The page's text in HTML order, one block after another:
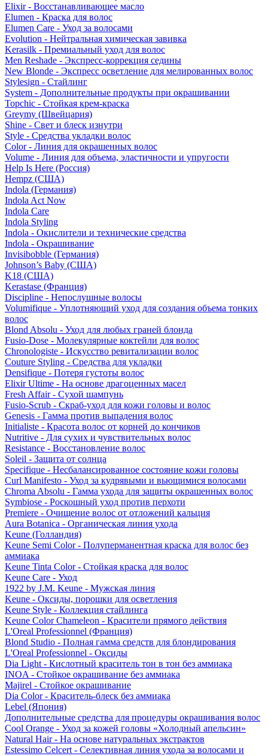
Elixir - Восстанавливающее масло
Elumen - Краска для волос
Elumen Care - Уход за волосами
Evolution - Нейтральная химическая завивка
Kerasilk - Премиальный уход для волос
Men Reshade - Экспресс-коррекция седины
New Blonde - Экспресс осветление для мелированных волос
Stylesign - Стайлинг
System - Дополнительные продукты при окрашивании
Topchic - Стойкая крем-краска
Greymy (Швейцария)
Shine - Свет и блеск изнутри
Style - Средства укладки волос
Color - Линия для окрашенных волос
Volume - Линия для объема, эластичности и упругости
Help Is Here (Россия)
Hempz (США)
Indola (Германия)
Indola Act Now
Indola Care
Indola Styling
Indola - Окислители и технические средства
Indola - Окрашивание
Invisibobble (Германия)
Johnson’s Baby (США)
K18 (США)
Kerastase (Франция)
Discipline - Непослушные волосы
Volumifique - Уплотняющий уход для создания объема тонких
волос
Blond Absolu - Уход для любых граней блонда
Fusio-Dose - Молекулярные коктейли для волос
Chronologiste - Искусство ревитализации волос
Couture Styling - Средства для укладки
Densifique - Потеря густоты волос
Elixir Ultime - На основе драгоценных масел
Fresh Affair - Сухой шампунь
Fusio-Scrub - Скраб-уход для кожи головы и волос
Genesis - Гамма против выпадения волос
Initialiste - Красота волос от корней до кончиков
Nutritive - Для сухих и чувствительных волос
Resistance - Восстановление волос
Soleil - Защита от солнца
Specifique - Несбалансированное состояние кожи головы
Curl Manifesto - Уход за кудрявыми и вьющимися волосами
Chroma Absolu - Гамма ухода для защиты окрашенных волос
Symbiose - Роскошный уход против перхоти
Premiere - Очищение волос от отложений кальция
Aura Botanica - Органическая линия ухода
Keune (Голландия)
Keune Semi Color - Полуперманентная краска для волос без
аммиака
Keune Tinta Color - Стойкая краска для волос
Keune Care - Уход
1922 by J.M. Keune - Мужская линия
Keune - Оксиды, порошки для осветления
Keune Style - Коллекция стайлинга
Keune Color Chameleon - Красители прямого действия
L'Oreal Professionnel (Франция)
Blond Studio - Полная гамма средств для блондирования
L'Oreal Professionnel - Оксиды
Dia Light - Кислотный краситель тон в тон без аммиака
INOA - Стойкое окрашивание без аммиака
Majirel - Стойкое окрашивание
Dia Color - Краситель-блеск без аммиака
Lebel (Япония)
Дополнительные средства для процедуры окрашивания волос
Cool Orange - Уход за кожей головы «Холодный апельсин»
Natural Hair - На основе натуральных экстрактов
Estessimo Celcert - Селективная линия ухода за волосами и